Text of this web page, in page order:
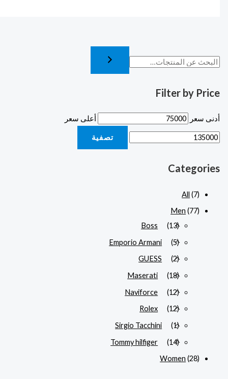
Filter by Price
أدنى سعر أعلى سعر
تصفية
Categories
All(7)
Men(77)
Boss
(13)
Emporio Armani
(5)
GUESS
(2)
Maserati
(18)
Naviforce
(12)
Rolex
(12)
Sirgio Tacchini
(1)
Tommy hilfiger
(14)
Women(28)